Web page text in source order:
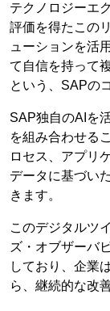
テクノロジーエ
評価を得たこの
ューションを活
て自信を持って
という、SAPの
SAP独自のAIを
を組み合わせる
ロセス、アプリ
データに基づい
きます。
このデジタルツ
ズ・オブザーバ
しており、企業
ら、継続的な改